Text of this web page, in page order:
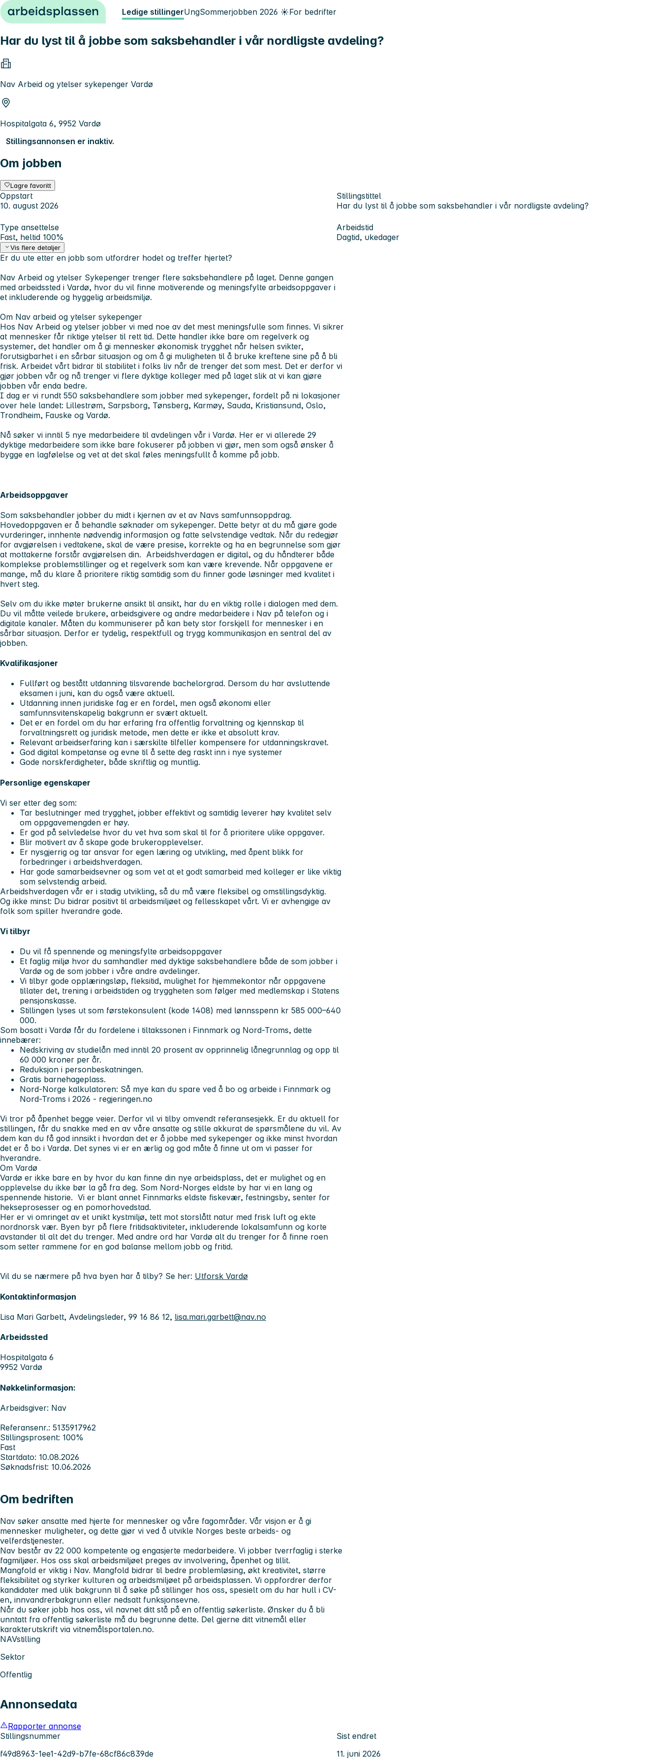
Hopp til innhold Ledige stillingerUngSommerjobben 2026 ☀️For bedrifter
Har du lyst til å jobbe som saksbehandler i vår nordligste avdeling?
Nav Arbeid og ytelser sykepenger Vardø
Hospitalgata 6, 9952 Vardø
Stillingsannonsen er inaktiv.
Om jobben
Lagre favoritt
Oppstart
10. august 2026
Stillingstittel
Har du lyst til å jobbe som saksbehandler i vår nordligste avdeling?
Type ansettelse
Fast, heltid 100%
Arbeidstid
Dagtid, ukedager
Vis flere detaljer
Er du ute etter en jobb som utfordrer hodet og treffer hjertet?
Nav Arbeid og ytelser Sykepenger trenger flere saksbehandlere på laget. Denne gangen
med arbeidssted i Vardø, hvor du vil finne motiverende og meningsfylte arbeidsoppgaver i
et inkluderende og hyggelig arbeidsmiljø.
Om Nav arbeid og ytelser sykepenger
Hos Nav Arbeid og ytelser jobber vi med noe av det mest meningsfulle som finnes. Vi sikrer
at mennesker får riktige ytelser til rett tid. Dette handler ikke bare om regelverk og
systemer, det handler om å gi mennesker økonomisk trygghet når helsen svikter,
forutsigbarhet i en sårbar situasjon og om å gi muligheten til å bruke kreftene sine på å bli
frisk. Arbeidet vårt bidrar til stabilitet i folks liv når de trenger det som mest. Det er derfor vi
gjør jobben vår og nå trenger vi flere dyktige kolleger med på laget slik at vi kan gjøre
jobben vår enda bedre.
I dag er vi rundt 550 saksbehandlere som jobber med sykepenger, fordelt på ni lokasjoner
over hele landet: Lillestrøm, Sarpsborg, Tønsberg, Karmøy, Sauda, Kristiansund, Oslo,
Trondheim, Fauske og Vardø.
Nå søker vi inntil 5 nye medarbeidere til avdelingen vår i Vardø. Her er vi allerede 29
dyktige medarbeidere som ikke bare fokuserer på jobben vi gjør, men som også ønsker å
bygge en lagfølelse og vet at det skal føles meningsfullt å komme på jobb.
Arbeidsoppgaver
Som saksbehandler jobber du midt i kjernen av et av Navs samfunnsoppdrag.
Hovedoppgaven er å behandle søknader om sykepenger. Dette betyr at du må gjøre gode
vurderinger, innhente nødvendig informasjon og fatte selvstendige vedtak. Når du redegjør
for avgjørelsen i vedtakene, skal de være presise, korrekte og ha en begrunnelse som gjør
at mottakerne forstår avgjørelsen din. Arbeidshverdagen er digital, og du håndterer både
komplekse problemstillinger og et regelverk som kan være krevende. Når oppgavene er
mange, må du klare å prioritere riktig samtidig som du finner gode løsninger med kvalitet i
hvert steg.
Selv om du ikke møter brukerne ansikt til ansikt, har du en viktig rolle i dialogen med dem.
Du vil måtte veilede brukere, arbeidsgivere og andre medarbeidere i Nav på telefon og i
digitale kanaler. Måten du kommuniserer på kan bety stor forskjell for mennesker i en
sårbar situasjon. Derfor er tydelig, respektfull og trygg kommunikasjon en sentral del av
jobben.
Kvalifikasjoner
Fullført og bestått utdanning tilsvarende bachelorgrad. Dersom du har avsluttende
eksamen i juni, kan du også være aktuell.
Utdanning innen juridiske fag er en fordel, men også økonomi eller
samfunnsvitenskapelig bakgrunn er svært aktuelt.
Det er en fordel om du har erfaring fra offentlig forvaltning og kjennskap til
forvaltningsrett og juridisk metode, men dette er ikke et absolutt krav.
Relevant arbeidserfaring kan i særskilte tilfeller kompensere for utdanningskravet.
God digital kompetanse og evne til å sette deg raskt inn i nye systemer
Gode norskferdigheter, både skriftlig og muntlig.
Personlige egenskaper
Vi ser etter deg som:
Tar beslutninger med trygghet, jobber effektivt og samtidig leverer høy kvalitet selv
om oppgavemengden er høy.
Er god på selvledelse hvor du vet hva som skal til for å prioritere ulike oppgaver.
Blir motivert av å skape gode brukeropplevelser.
Er nysgjerrig og tar ansvar for egen læring og utvikling, med åpent blikk for
forbedringer i arbeidshverdagen.
Har gode samarbeidsevner og som vet at et godt samarbeid med kolleger er like viktig
som selvstendig arbeid.
Arbeidshverdagen vår er i stadig utvikling, så du må være fleksibel og omstillingsdyktig.
Og ikke minst: Du bidrar positivt til arbeidsmiljøet og fellesskapet vårt. Vi er avhengige av
folk som spiller hverandre gode.
Vi tilbyr
Du vil få spennende og meningsfylte arbeidsoppgaver
Et faglig miljø hvor du samhandler med dyktige saksbehandlere både de som jobber i
Vardø og de som jobber i våre andre avdelinger.
Vi tilbyr gode opplæringsløp, fleksitid, mulighet for hjemmekontor når oppgavene
tillater det, trening i arbeidstiden og tryggheten som følger med medlemskap i Statens
pensjonskasse.
Stillingen lyses ut som førstekonsulent (kode 1408) med lønnsspenn kr 585 000–640
000.
Som bosatt i Vardø får du fordelene i tiltakssonen i Finnmark og Nord-Troms, dette
innebærer:
Nedskriving av studielån med inntil 20 prosent av opprinnelig lånegrunnlag og opp til
60 000 kroner per år.
Reduksjon i personbeskatningen.
Gratis barnehageplass.
Nord-Norge kalkulatoren: Så mye kan du spare ved å bo og arbeide i Finnmark og
Nord-Troms i 2026 - regjeringen.no
Vi tror på åpenhet begge veier. Derfor vil vi tilby omvendt referansesjekk. Er du aktuell for
stillingen, får du snakke med en av våre ansatte og stille akkurat de spørsmålene du vil. Av
dem kan du få god innsikt i hvordan det er å jobbe med sykepenger og ikke minst hvordan
det er å bo i Vardø. Det synes vi er en ærlig og god måte å finne ut om vi passer for
hverandre.
Om Vardø
Vardø er ikke bare en by hvor du kan finne din nye arbeidsplass, det er mulighet og en
opplevelse du ikke bør la gå fra deg. Som Nord-Norges eldste by har vi en lang og
spennende historie. Vi er blant annet Finnmarks eldste fiskevær, festningsby, senter for
hekseprosesser og en pomorhovedstad.
Her er vi omringet av et unikt kystmiljø, tett mot storslått natur med frisk luft og ekte
nordnorsk vær. Byen byr på flere fritidsaktiviteter, inkluderende lokalsamfunn og korte
avstander til alt det du trenger. Med andre ord har Vardø alt du trenger for å finne roen
som setter rammene for en god balanse mellom jobb og fritid.
Vil du se nærmere på hva byen har å tilby? Se her: Utforsk Vardø
Kontaktinformasjon
Lisa Mari Garbett, Avdelingsleder, 99 16 86 12, lisa.mari.garbett@nav.no
Arbeidssted
Hospitalgata 6
9952 Vardø
Nøkkelinformasjon:
Arbeidsgiver: Nav
Referansenr.: 5135917962
Stillingsprosent: 100%
Fast
Startdato: 10.08.2026
Søknadsfrist: 10.06.2026
Om bedriften
Nav søker ansatte med hjerte for mennesker og våre fagområder. Vår visjon er å gi
mennesker muligheter, og dette gjør vi ved å utvikle Norges beste arbeids- og
velferdstjenester.
Nav består av 22 000 kompetente og engasjerte medarbeidere. Vi jobber tverrfaglig i sterke
fagmiljøer. Hos oss skal arbeidsmiljøet preges av involvering, åpenhet og tillit.
Mangfold er viktig i Nav. Mangfold bidrar til bedre problemløsing, økt kreativitet, større
fleksibilitet og styrker kulturen og arbeidsmiljøet på arbeidsplassen. Vi oppfordrer derfor
kandidater med ulik bakgrunn til å søke på stillinger hos oss, spesielt om du har hull i CV-
en, innvandrerbakgrunn eller nedsatt funksjonsevne.
Når du søker jobb hos oss, vil navnet ditt stå på en offentlig søkerliste. Ønsker du å bli
unntatt fra offentlig søkerliste må du begrunne dette. Del gjerne ditt vitnemål eller
karakterutskrift via vitnemålsportalen.no.
NAVstilling
Sektor
Offentlig
Annonsedata
Rapporter annonse
Stillingsnummer
f49d8963-1ee1-42d9-b7fe-68cf86c839de
Sist endret
11. juni 2026